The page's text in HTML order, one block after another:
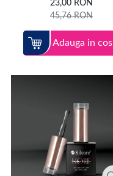
23,00 RON
45,76RON
Adauga in cos